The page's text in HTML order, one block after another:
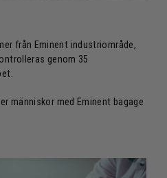
från Eminent industriområde,
genom 35
människor med Eminent bagage